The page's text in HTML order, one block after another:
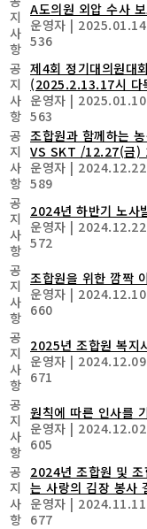
지
사
항
A도의원 외압 수사
운영자 | 2025.01.14
536
공
지
사
항
제4회 정기대의원대
(2025.2.13.17시 다
운영자 | 2025.01.10
563
공
지
사
항
조합원과 함께하는
VS SKT /12.27(금)
운영자 | 2024.12.22
589
공
지
사
항
2024년 하반기 노사
운영자 | 2024.12.22
572
공
지
사
항
조합원을 위한 깜짝
운영자 | 2024.12.10
660
공
지
사
항
2025년 조합원 복지
운영자 | 2024.12.09
671
공
지
사
항
원칙에 따른 인사를
운영자 | 2024.12.02
605
공
지
사
항
2024년 조합원 및
는 사랑의 김장 봉사
운영자 | 2024.11.11
677